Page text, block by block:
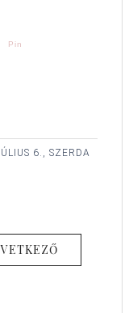
Pin
6., SZERDA